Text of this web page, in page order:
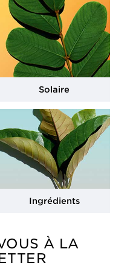
Solaire
Ingrédients
À LA